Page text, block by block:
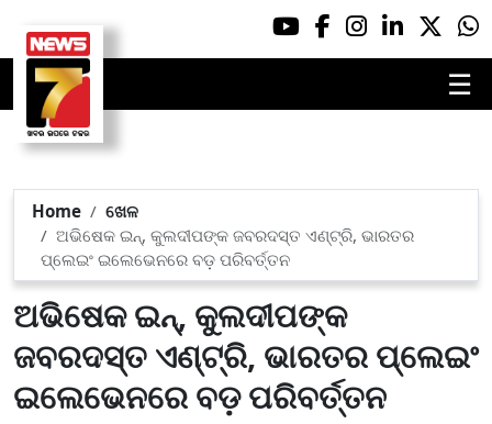
☰
Home
ଖେଳ
ଅଭିଷେକ ଇନ୍, କୁଲଦୀପଙ୍କ ଜବରଦସ୍ତ ଏଣ୍ଟ୍ରି, ଭାରତର
ପ୍ଲେଇଂ ଇଲେଭେନରେ ବଡ଼ ପରିବର୍ତ୍ତନ
ଅଭିଷେକ ଇନ୍, କୁଲଦୀପଙ୍କ
ଜବରଦସ୍ତ ଏଣ୍ଟ୍ରି, ଭାରତର ପ୍ଲେଇଂ
ଇଲେଭେନରେ ବଡ଼ ପରିବର୍ତ୍ତନ